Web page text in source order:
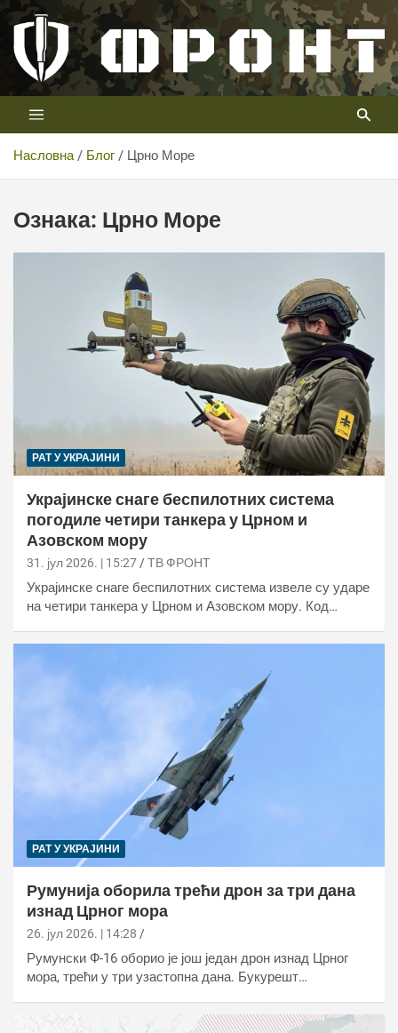
Скип
цонтент
Телевизија ФРОНТ
Први војни канал у Србији
Насловна Блог Црно Море
Ознака: Црно Море
РАТ У УКРАЈИНИ
Украјинске снаге беспилотних система
погодиле четири танкера у Црном и
Азовском мору
31. јул 2026. | 15:27 ТВ ФРОНТ
Украјинске снаге беспилотних система извеле су ударе
на четири танкера у Црном и Азовском мору. Код…
РАТ У УКРАЈИНИ
Румунија оборила трећи дрон за три дана
изнад Црног мора
26. јул 2026. | 14:28
Румунски Ф-16 оборио је још један дрон изнад Црног
мора, трећи у три узастопна дана. Букурешт…